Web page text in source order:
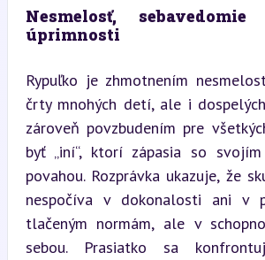
Nesmelosť,
úprimnosti
Rypuľko je zhmotnením
črty mnohých detí, ale i
zároveň povzbudením pre
byť „iní“, ktorí zápasia so
povahou. Rozprávka ukazuje, že
nespočíva v dokonalosti ani v
tlačeným normám, ale v
sebou. Prasiatko sa